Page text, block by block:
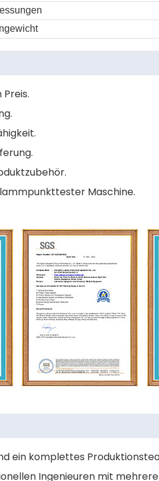
Maschine.
ein komplettes
Ingenieuren mit